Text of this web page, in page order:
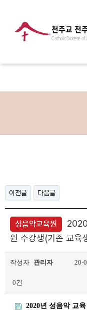
천주교 전
Catholic Diocese of
이전글 다음글
성음악교육원
원 수강생(기존 교육
작성자 관리자 20-
0건
2020년 성음악 교